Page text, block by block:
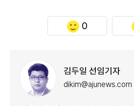
0
김두일 선임기자
dikim@ajunews.com